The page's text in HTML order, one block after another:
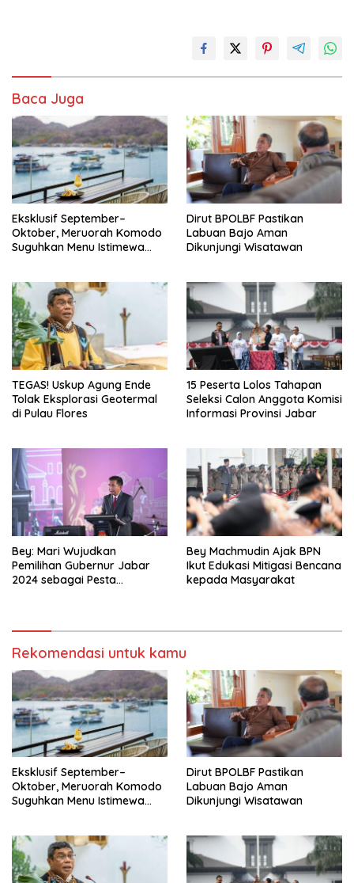
Baca Juga
Eksklusif September–
Oktober, Meruorah Komodo
Suguhkan Menu Istimewa
Dirut BPOLBF Pastikan
Labuan Bajo Aman
Dikunjungi Wisatawan
TEGAS! Uskup Agung Ende
Tolak Eksplorasi Geotermal
di Pulau Flores
15 Peserta Lolos Tahapan
Seleksi Calon Anggota Komisi
Informasi Provinsi Jabar
Bey: Mari Wujudkan
Pemilihan Gubernur Jabar
2024 sebagai Pesta
Bey Machmudin Ajak BPN
Ikut Edukasi Mitigasi Bencana
kepada Masyarakat
Rekomendasi untuk kamu
Eksklusif September–
Oktober, Meruorah Komodo
Suguhkan Menu Istimewa
Dirut BPOLBF Pastikan
Labuan Bajo Aman
Dikunjungi Wisatawan